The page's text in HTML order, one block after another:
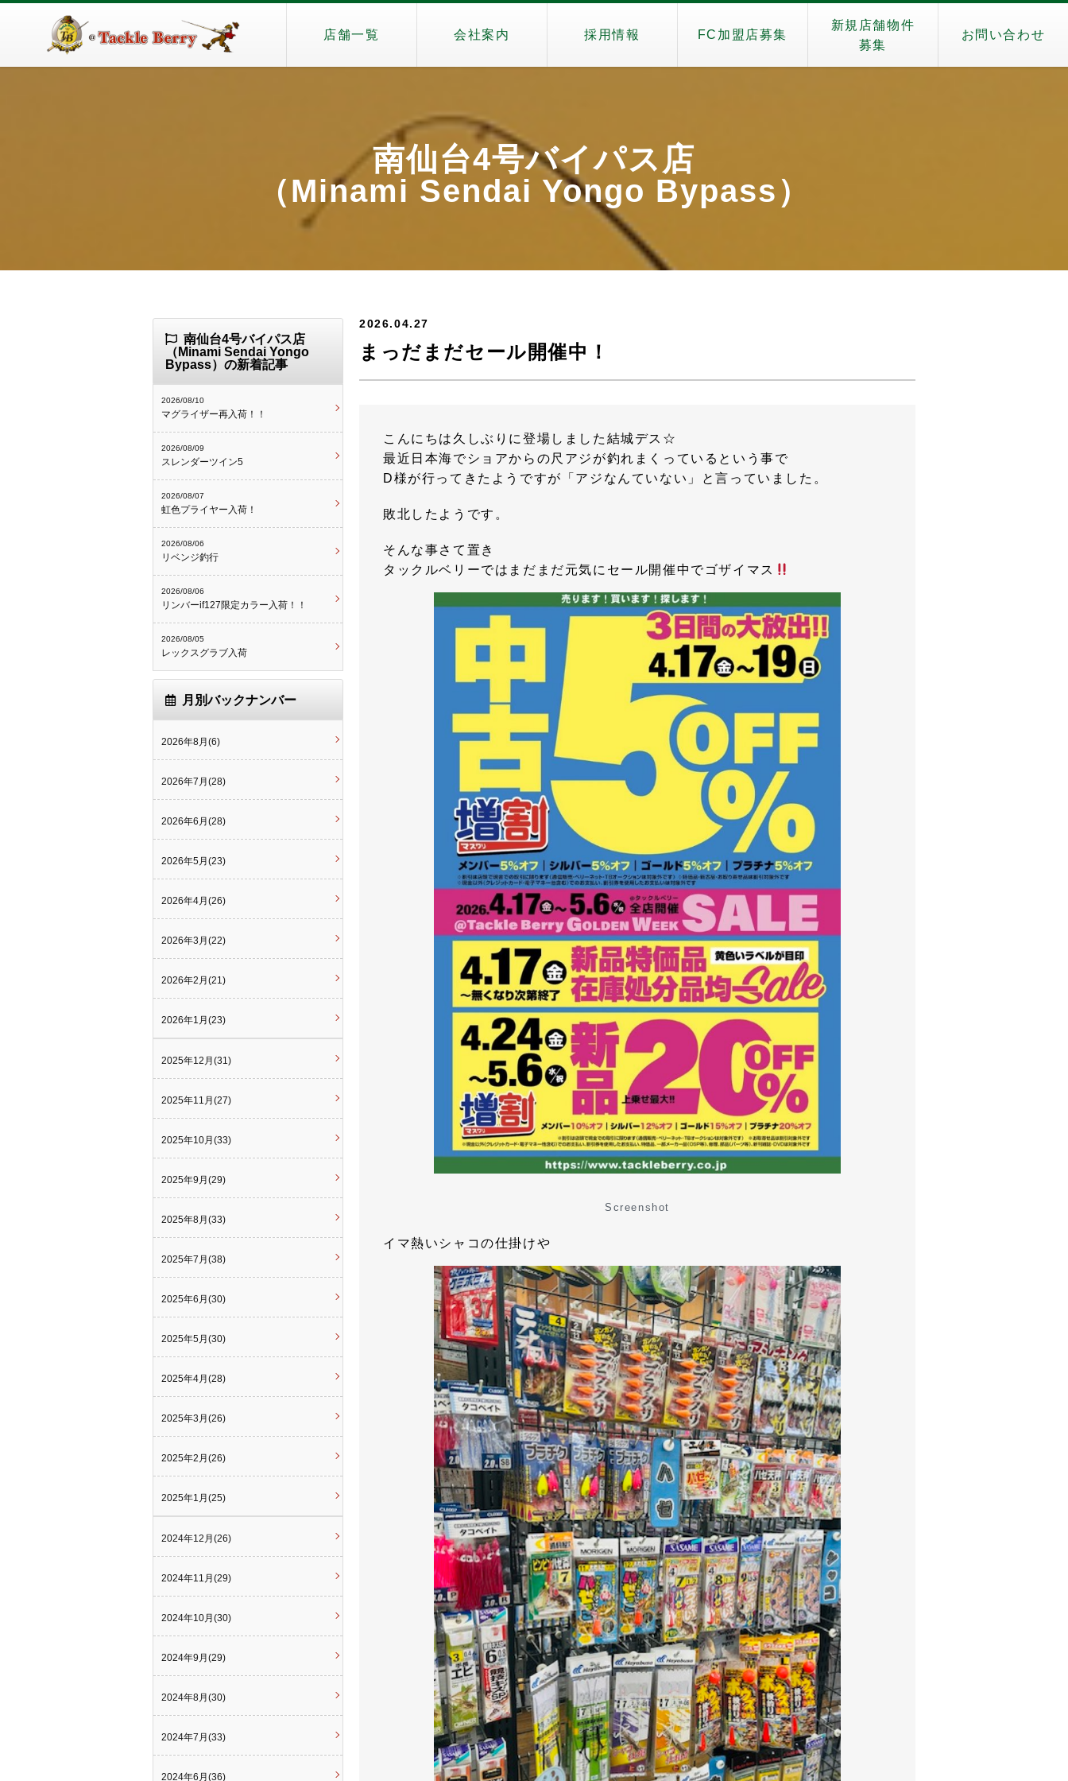
店舗一覧 会社案内 採用情報 FC加盟店募集
新規店舗物件
募集
お問い合わせ
南仙台4号バイパス店
（Minami Sendai Yongo Bypass）
2026.04.27
まっだまだセール開催中！
こんにちは久しぶりに登場しました結城デス☆
最近日本海でショアからの尺アジが釣れまくっているという事で
D様が行ってきたようですが「アジなんていない」と言っていました。
敗北したようです。
そんな事さて置き
タックルベリーではまだまだ元気にセール開催中でゴザイマス
Screenshot
イマ熱いシャコの仕掛けや
南仙台4号バイパス店
（Minami Sendai Yongo
Bypass）の新着記事
2026/08/10
マグライザー再入荷！！
2026/08/09
スレンダーツイン5
2026/08/07
虹色プライヤー入荷！
2026/08/06
リベンジ釣行
2026/08/06
リンバーif127限定カラー入荷！！
2026/08/05
レックスグラブ入荷
月別バックナンバー
2026年8月(6)
2026年7月(28)
2026年6月(28)
2026年5月(23)
2026年4月(26)
2026年3月(22)
2026年2月(21)
2026年1月(23)
2025年12月(31)
2025年11月(27)
2025年10月(33)
2025年9月(29)
2025年8月(33)
2025年7月(38)
2025年6月(30)
2025年5月(30)
2025年4月(28)
2025年3月(26)
2025年2月(26)
2025年1月(25)
2024年12月(26)
2024年11月(29)
2024年10月(30)
2024年9月(29)
2024年8月(30)
2024年7月(33)
2024年6月(36)